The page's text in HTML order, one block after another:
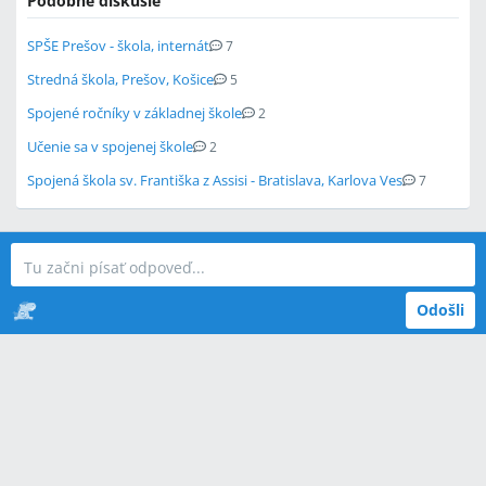
SPŠE Prešov - škola, internát 7
Stredná škola, Prešov, Košice 5
Spojené ročníky v základnej škole 2
Učenie sa v spojenej škole 2
Spojená škola sv. Františka z Assisi - Bratislava, Karlova Ves 7
Odošli